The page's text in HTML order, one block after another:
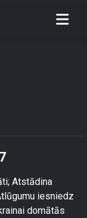
Atstādina
iesniedz
domātās